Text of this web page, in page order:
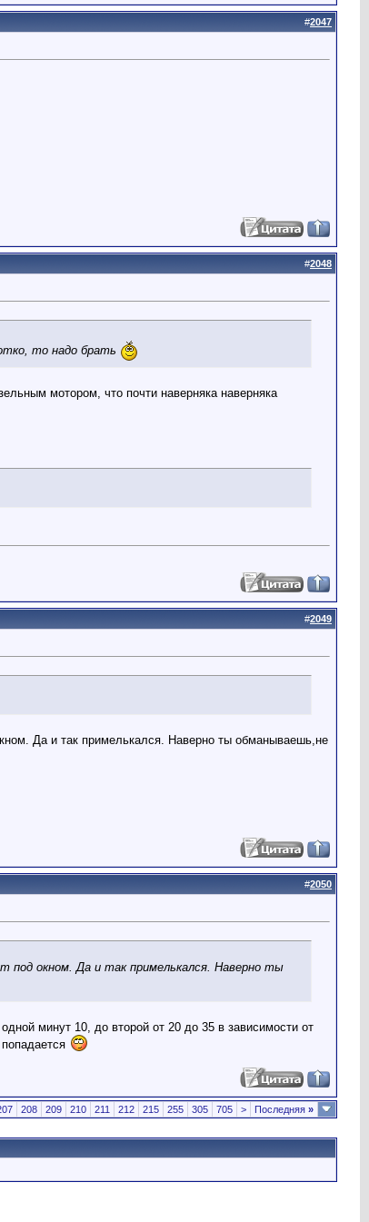
#2047
#2048
то надо брать
мотором, что почти наверняка наверняка
#2049
Да и так примелькался. Наверно ты обманываешь,не
#2050
под окном. Да и так примелькался. Наверно ты
минут 10, до второй от 20 до 35 в зависимости от
208 209 210 211 212 215 255 305 705 > Последняя »